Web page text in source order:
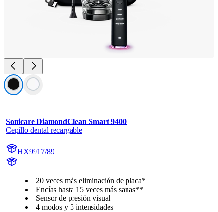
Sonicare DiamondClean Smart 9400
Cepillo dental recargable
HX9917/89
20 veces más eliminación de placa*
Encías hasta 15 veces más sanas**
Sensor de presión visual
4 modos y 3 intensidades